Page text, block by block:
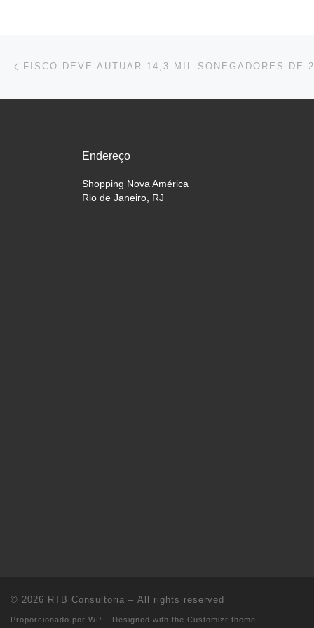
Navegação do post
FISCO DEVE AUTUAR 14,3 MIL SONEGADORES DE
Endereço
Shopping Nova América
Rio de Janeiro, RJ
© 2026 RTB Consultoria – All rights reserved
Proporcionado por WP – Designed with the Customizr theme